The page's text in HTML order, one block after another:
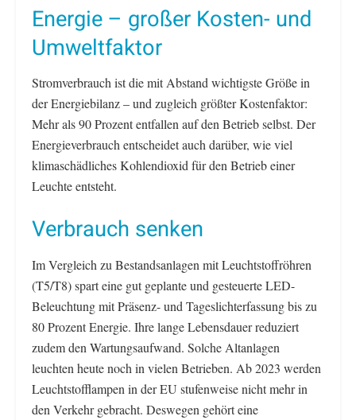
Energie – großer Kosten- und
Umweltfaktor
Stromverbrauch ist die mit Abstand wichtigste Größe in
der Energiebilanz – und zugleich größter Kostenfaktor:
Mehr als 90 Prozent entfallen auf den Betrieb selbst. Der
Energieverbrauch entscheidet auch darüber, wie viel
klimaschädliches Kohlendioxid für den Betrieb einer
Leuchte entsteht.
Verbrauch senken
Im Vergleich zu Bestandsanlagen mit Leuchtstoffröhren
(T5/T8) spart eine gut geplante und gesteuerte LED-
Beleuchtung mit Präsenz- und Tageslichterfassung bis zu
80 Prozent Energie. Ihre lange Lebensdauer reduziert
zudem den Wartungsaufwand. Solche Altanlagen
leuchten heute noch in vielen Betrieben. Ab 2023 werden
Leuchtstofflampen in der EU stufenweise nicht mehr in
den Verkehr gebracht. Deswegen gehört eine